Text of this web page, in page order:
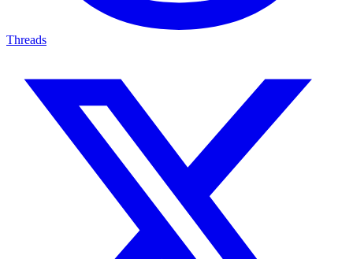
Threads